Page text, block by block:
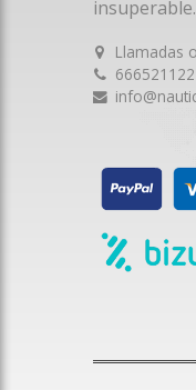
Llamadas